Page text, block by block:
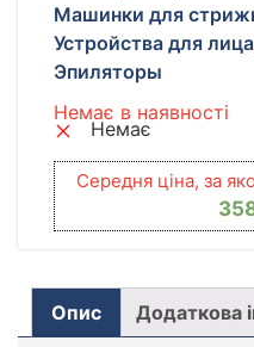
Машинки для
Устройства для лица
Эпиляторы
Немає в наявності
Немає
Середня ціна, за
Опис Додаткова